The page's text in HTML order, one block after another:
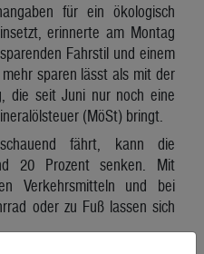
für ein ökologisch
erinnerte am Montag
Fahrstil und einem
sparen lässt als mit der
die seit Juni nur noch eine
(MöSt) bringt.
fährt, kann die
20 Prozent senken. Mit
Verkehrsmitteln und bei
oder zu Fuß lassen sich